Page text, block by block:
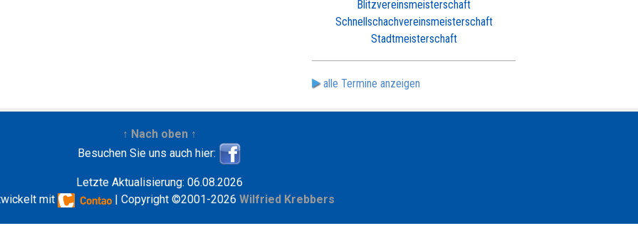
Blitzvereinsmeisterschaft
Schnellschachvereinsmeisterschaft
Stadtmeisterschaft
alle Termine anzeigen
↑ Nach oben ↑
Besuchen Sie uns auch hier:
Letzte Aktualisierung: 06.08.2026
mit
| Copyright ©2001-2026 Wilfried Krebbers